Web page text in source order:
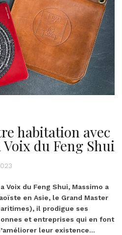
habitation avec
du Feng Shui
Voix du Feng Shui, Massimo a
en Asie, le Grand Master
il prodigue ses
et entreprises qui en font
leur existence…